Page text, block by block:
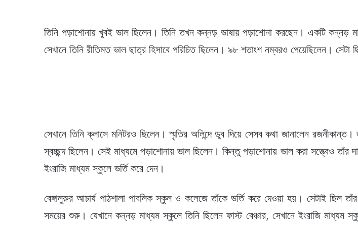
তিনি পড়াশোনায় খুবই ভাল ছিলেন। তিনি তখন কন্নড় ভাষায় পড়াশোনা করছেন। একটি কন্নড়
সেখানে তিনি রীতিমত ভাল ছাত্র হিসাবে পরিচিত ছিলেন। ৯৮ শতাংশ নম্বরও পেয়েছিলেন।
সেখানে তিনি ক্লাসে মনিটরও ছিলেন। স্মৃতির অলিন্দে ডুব দিয়ে সেসব কথা জানালেন
স্বচ্ছন্দ ছিলেন। সেই মাধ্যমে পড়াশোনায় ভাল ছিলেন। কিন্তু পড়াশোনায় ভাল করা সত্ত্বেও তাঁর
ইংরাজি মাধ্যম স্কুলে ভর্তি করে দেন।
বেঙ্গালুরুর আচার্য পাঠশালা পাবলিক স্কুল ও কলেজে তাঁকে ভর্তি করে দেওয়া হয়। সেটাই ছিল
সময়ের শুরু। যেখানে কন্নড় মাধ্যম স্কুলে তিনি ছিলেন ফাস্ট বেঞ্চার, সেখানে ইংরাজি মাধ্যম